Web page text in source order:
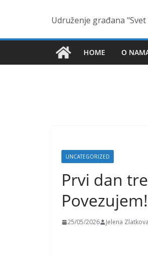
Udruženje građana
HOME O
UNCATEGORIZED
Prvi dan
Povezujem!
25/05/2026 Jelena Zlatkova